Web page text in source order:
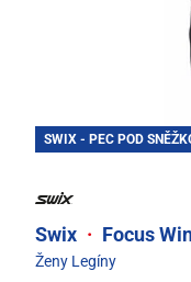
SWIX - PEC POD
Swix · Focus
Ženy Legíny